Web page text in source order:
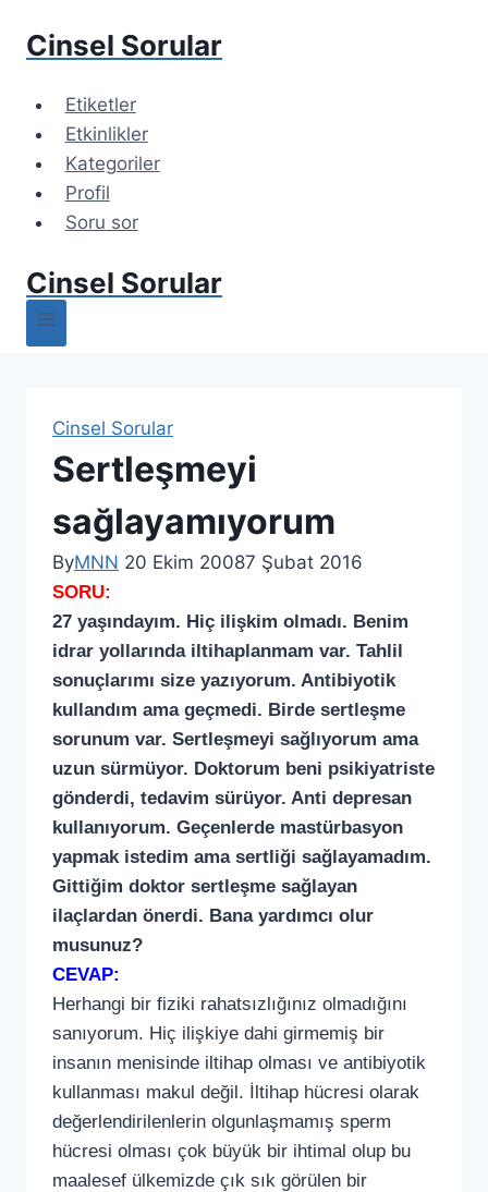
Cinsel Sorular
Etiketler
Etkinlikler
Kategoriler
Profil
Soru sor
Cinsel Sorular
Cinsel Sorular
Sertleşmeyi
sağlayamıyorum
ByMNN 20 Ekim 20087 Şubat 2016
SORU:
27 yaşındayım. Hiç ilişkim olmadı. Benim
idrar yollarında iltihaplanmam var. Tahlil
sonuçlarımı size yazıyorum. Antibiyotik
kullandım ama geçmedi. Birde sertleşme
sorunum var. Sertleşmeyi sağlıyorum ama
uzun sürmüyor. Doktorum beni psikiyatriste
gönderdi, tedavim sürüyor. Anti depresan
kullanıyorum. Geçenlerde mastürbasyon
yapmak istedim ama sertliği sağlayamadım.
Gittiğim doktor sertleşme sağlayan
ilaçlardan önerdi. Bana yardımcı olur
musunuz?
CEVAP:
Herhangi bir fiziki rahatsızlığınız olmadığını
sanıyorum. Hiç ilişkiye dahi girmemiş bir
insanın menisinde iltihap olması ve antibiyotik
kullanması makul değil. İltihap hücresi olarak
değerlendirilenlerin olgunlaşmamış sperm
hücresi olması çok büyük bir ihtimal olup bu
maalesef ülkemizde çık sık görülen bir